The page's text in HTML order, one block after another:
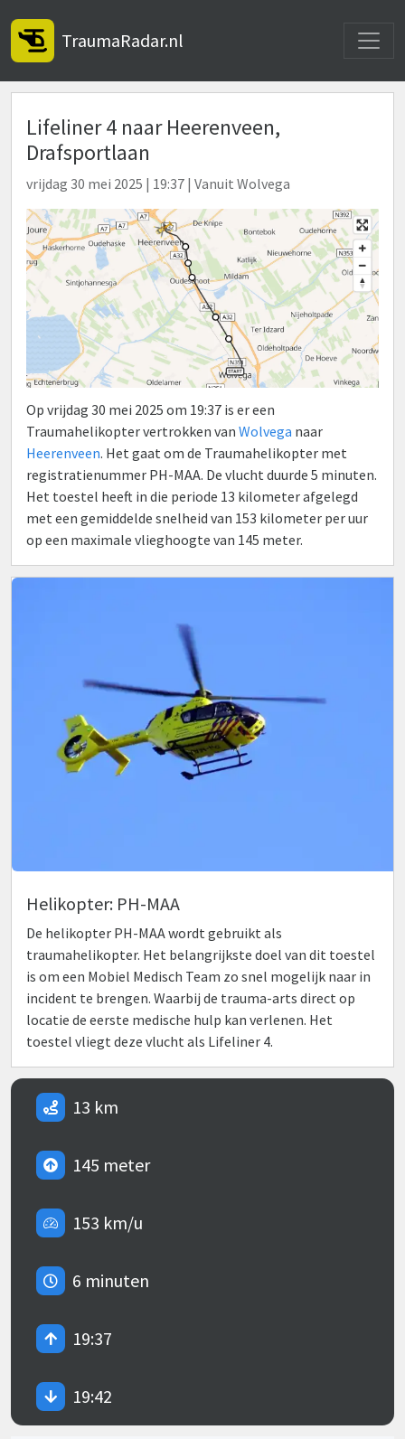
TraumaRadar.nl
Lifeliner 4 naar Heerenveen,
Drafsportlaan
vrijdag 30 mei 2025 | 19:37 | Vanuit Wolvega
Op vrijdag 30 mei 2025 om 19:37 is er een
Traumahelikopter vertrokken van Wolvega naar
Heerenveen. Het gaat om de Traumahelikopter met
registratienummer PH-MAA. De vlucht duurde 5 minuten.
Het toestel heeft in die periode 13 kilometer afgelegd
met een gemiddelde snelheid van 153 kilometer per uur
op een maximale vlieghoogte van 145 meter.
Helikopter: PH-MAA
De helikopter PH-MAA wordt gebruikt als
traumahelikopter. Het belangrijkste doel van dit toestel
is om een Mobiel Medisch Team zo snel mogelijk naar in
incident te brengen. Waarbij de trauma-arts direct op
locatie de eerste medische hulp kan verlenen. Het
toestel vliegt deze vlucht als Lifeliner 4.
13 km
145 meter
153 km/u
6 minuten
19:37
19:42